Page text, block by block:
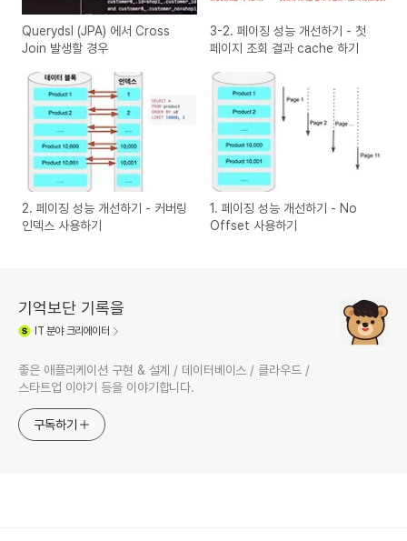
Querydsl (JPA) 에서 Cross
Join 발생할 경우
3-2. 페이징 성능 개선하기 - 첫
페이지 조회 결과 cache 하기
2. 페이징 성능 개선하기 - 커버링
인덱스 사용하기
1. 페이징 성능 개선하기 - No
Offset 사용하기
기억보단 기록을
IT 분야 크리에이터
좋은 애플리케이션 구현 & 설계 / 데이터베이스 / 클라우드 /
스타트업 이야기 등을 이야기합니다.
구독하기